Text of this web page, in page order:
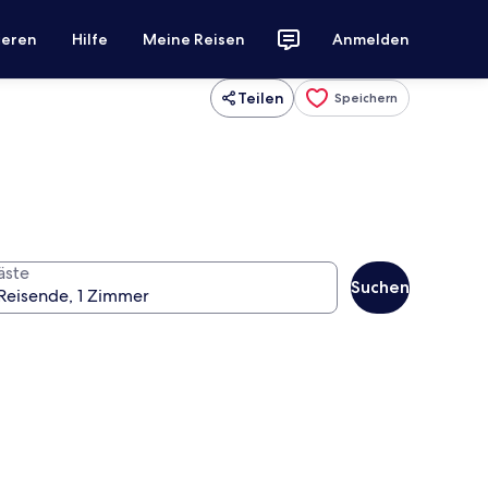
Hilfe Meine Reisen Anmelden
Teilen Speichern
Suchen